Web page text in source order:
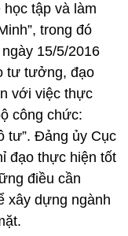
tập và làm
trong đó
15/5/2016
tư tưởng, đạo
với việc thực
công chức:
tư”. Đảng ủy Cục
đạo thực hiện tốt
điều cần
xây dựng ngành